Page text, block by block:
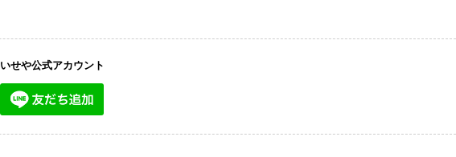
いせや公式アカウント